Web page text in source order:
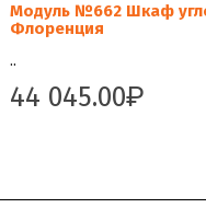
Модуль №662 Шкаф
Флоренция
..
44 045.00